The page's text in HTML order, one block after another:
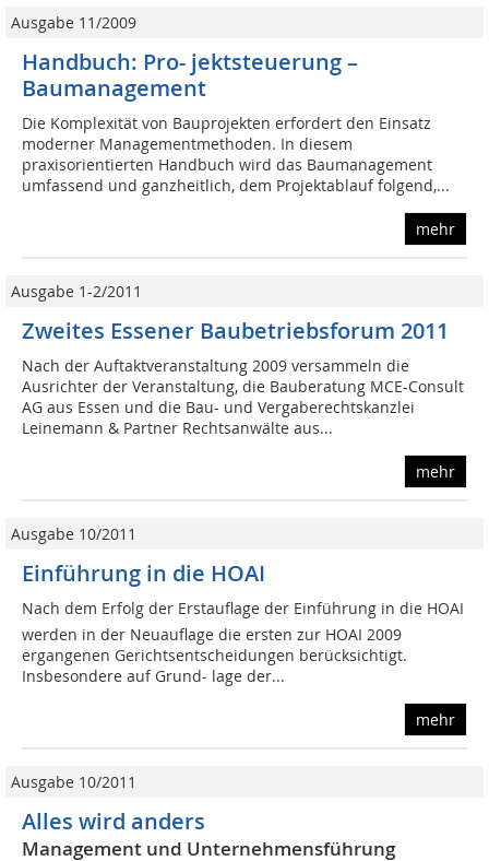
Ausgabe 11/2009
Handbuch: Pro- jekt­steuerung –
Baumanagement
Die Komplexität von Bauprojekten erfordert den Einsatz
moderner Managementmethoden. In diesem
praxisorientierten Handbuch wird das Baumanagement
umfassend und ganzheitlich, dem Projektablauf folgend,...
mehr
Ausgabe 1-2/2011
Zweites Essener Baubetriebsforum 2011
Nach der Auftaktveranstaltung 2009 versammeln die
Ausrichter der Veranstaltung, die Bauberatung MCE-Consult
AG aus Essen und die Bau- und Vergaberechtskanzlei
Leinemann & Partner Rechtsanwälte aus...
mehr
Ausgabe 10/2011
Einführung in die HOAI
Nach dem Erfolg der Erstauflage der Einführung in die HOAI
werden in der Neuauflage die ersten zur HOAI 2009
ergangenen Gerichtsentscheidungen berücksichtigt.
Insbesondere auf Grund- lage der...
mehr
Ausgabe 10/2011
Alles wird anders
Management und Unternehmensführung